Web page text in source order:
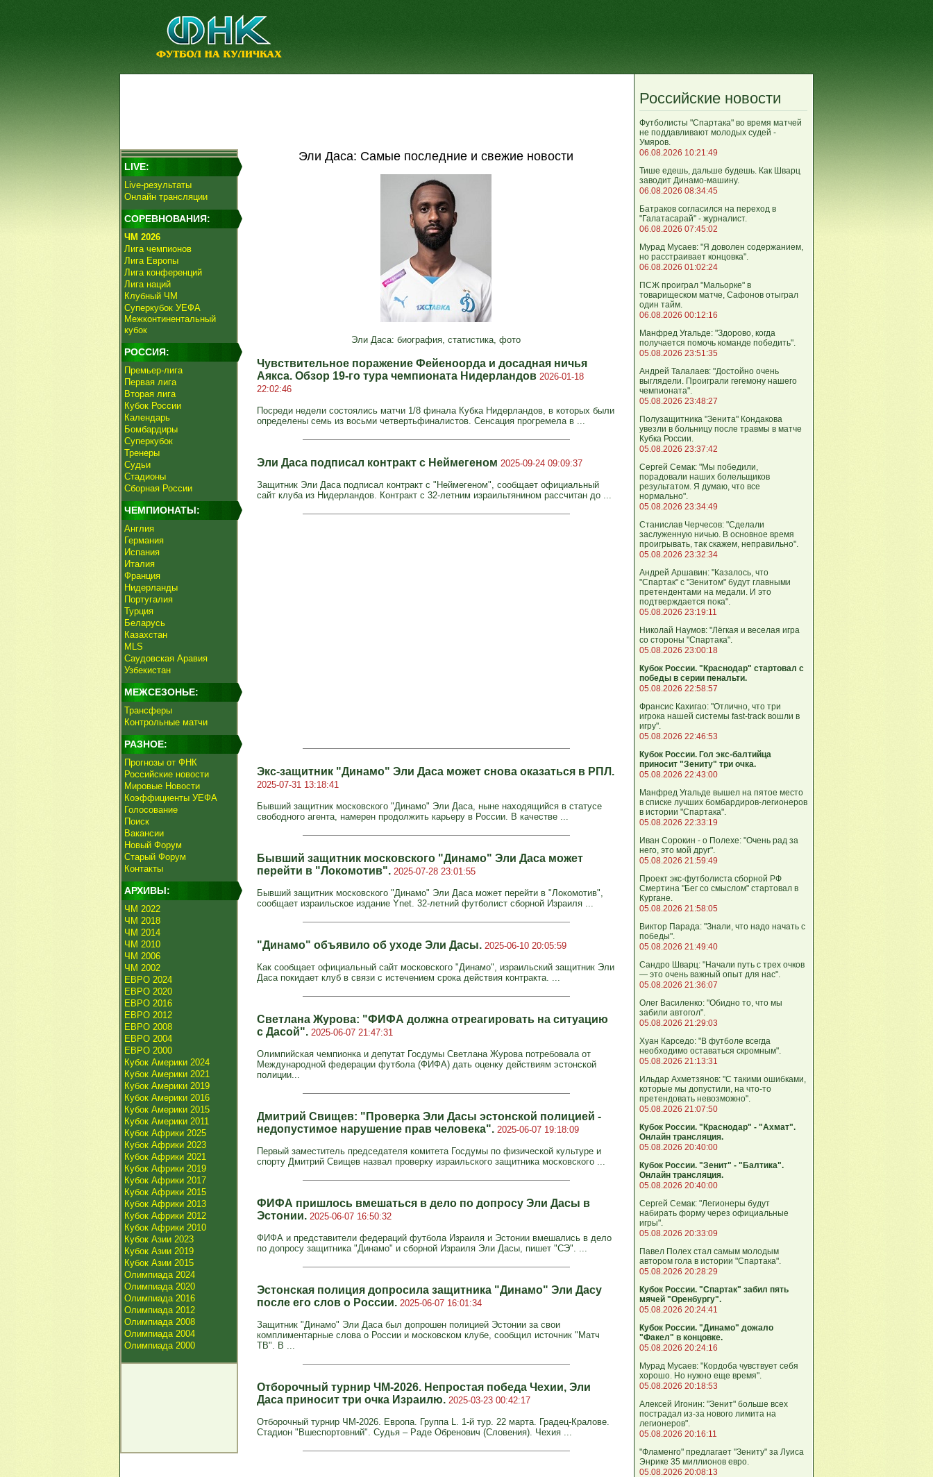
LIVE:
Live-результаты
Онлайн трансляции
СОРЕВНОВАНИЯ:
ЧМ 2026
Лига чемпионов
Лига Европы
Лига конференций
Лига наций
Клубный ЧМ
Суперкубок УЕФА
Межконтинентальный
кубок
РОССИЯ:
Премьер-лига
Первая лига
Вторая лига
Кубок России
Календарь
Бомбардиры
Суперкубок
Тренеры
Судьи
Стадионы
Сборная России
ЧЕМПИОНАТЫ:
Англия
Германия
Испания
Италия
Франция
Нидерланды
Португалия
Турция
Беларусь
Казахстан
MLS
Саудовская Аравия
Узбекистан
МЕЖСЕЗОНЬЕ:
Трансферы
Контрольные матчи
РАЗНОЕ:
Прогнозы от ФНК
Российские новости
Мировые Новости
Коэффициенты УЕФА
Голосование
Поиск
Вакансии
Новый Форум
Старый Форум
Контакты
АРХИВЫ:
ЧМ 2022
ЧМ 2018
ЧМ 2014
ЧМ 2010
ЧМ 2006
ЧМ 2002
ЕВРО 2024
ЕВРО 2020
ЕВРО 2016
ЕВРО 2012
ЕВРО 2008
ЕВРО 2004
ЕВРО 2000
Кубок Америки 2024
Кубок Америки 2021
Кубок Америки 2019
Кубок Америки 2016
Кубок Америки 2015
Кубок Америки 2011
Кубок Африки 2025
Кубок Африки 2023
Кубок Африки 2021
Кубок Африки 2019
Кубок Африки 2017
Кубок Африки 2015
Кубок Африки 2013
Кубок Африки 2012
Кубок Африки 2010
Кубок Азии 2023
Кубок Азии 2019
Кубок Азии 2015
Олимпиада 2024
Олимпиада 2020
Олимпиада 2016
Олимпиада 2012
Олимпиада 2008
Олимпиада 2004
Олимпиада 2000
Эли Даса: Самые последние и свежие новости
Эли Даса: биография, статистика, фото
Чувствительное поражение Фейеноорда и досадная ничья
Аякса. Обзор 19-го тура чемпионата Нидерландов 2026-01-18
22:02:46
Посреди недели состоялись матчи 1/8 финала Кубка Нидерландов, в которых были
определены семь из восьми четвертьфиналистов. Сенсация прогремела в ...
Эли Даса подписал контракт с Неймегеном 2025-09-24 09:09:37
Защитник Эли Даса подписал контракт с "Неймегеном", сообщает официальный
сайт клуба из Нидерландов. Контракт с 32-летним израильтянином рассчитан до ...
Экс-защитник "Динамо" Эли Даса может снова оказаться в РПЛ.
2025-07-31 13:18:41
Бывший защитник московского "Динамо" Эли Даса, ныне находящийся в статусе
свободного агента, намерен продолжить карьеру в России. В качестве ...
Бывший защитник московского "Динамо" Эли Даса может
перейти в "Локомотив". 2025-07-28 23:01:55
Бывший защитник московского "Динамо" Эли Даса может перейти в "Локомотив",
сообщает израильское издание Ynet. 32-летний футболист сборной Израиля ...
"Динамо" объявило об уходе Эли Дасы. 2025-06-10 20:05:59
Как сообщает официальный сайт московского "Динамо", израильский защитник Эли
Даса покидает клуб в связи с истечением срока действия контракта. ...
Светлана Журова: "ФИФА должна отреагировать на ситуацию
с Дасой". 2025-06-07 21:47:31
Олимпийская чемпионка и депутат Госдумы Светлана Журова потребовала от
Международной федерации футбола (ФИФА) дать оценку действиям эстонской
полиции...
Дмитрий Свищев: "Проверка Эли Дасы эстонской полицией -
недопустимое нарушение прав человека". 2025-06-07 19:18:09
Первый заместитель председателя комитета Госдумы по физической культуре и
спорту Дмитрий Свищев назвал проверку израильского защитника московского ...
ФИФА пришлось вмешаться в дело по допросу Эли Дасы в
Эстонии. 2025-06-07 16:50:32
ФИФА и представители федераций футбола Израиля и Эстонии вмешались в дело
по допросу защитника "Динамо" и сборной Израиля Эли Дасы, пишет "СЭ". ...
Эстонская полиция допросила защитника "Динамо" Эли Дасу
после его слов о России. 2025-06-07 16:01:34
Защитник "Динамо" Эли Даса был допрошен полицией Эстонии за свои
комплиментарные слова о России и московском клубе, сообщил источник "Матч
ТВ". В ...
Отборочный турнир ЧМ-2026. Непростая победа Чехии, Эли
Даса приносит три очка Израилю. 2025-03-23 00:42:17
Отборочный турнир ЧМ-2026. Европа. Группа L. 1-й тур. 22 марта. Градец-Кралове.
Стадион "Вшеспортовний". Судья – Раде Обренович (Словения). Чехия ...
Российские новости
Футболисты "Спартака" во время матчей
не поддавливают молодых судей -
Умяров.
06.08.2026 10:21:49
Тише едешь, дальше будешь. Как Шварц
заводит Динамо-машину.
06.08.2026 08:34:45
Батраков согласился на переход в
"Галатасарай" - журналист.
06.08.2026 07:45:02
Мурад Мусаев: "Я доволен содержанием,
но расстраивает концовка".
06.08.2026 01:02:24
ПСЖ проиграл "Мальорке" в
товарищеском матче, Сафонов отыграл
один тайм.
06.08.2026 00:12:16
Манфред Угальде: "Здорово, когда
получается помочь команде победить".
05.08.2026 23:51:35
Андрей Талалаев: "Достойно очень
выглядели. Проиграли гегемону нашего
чемпионата".
05.08.2026 23:48:27
Полузащитника "Зенита" Кондакова
увезли в больницу после травмы в матче
Кубка России.
05.08.2026 23:37:42
Сергей Семак: "Мы победили,
порадовали наших болельщиков
результатом. Я думаю, что все
нормально".
05.08.2026 23:34:49
Станислав Черчесов: "Сделали
заслуженную ничью. В основное время
проигрывать, так скажем, неправильно".
05.08.2026 23:32:34
Андрей Аршавин: "Казалось, что
"Спартак" с "Зенитом" будут главными
претендентами на медали. И это
подтверждается пока".
05.08.2026 23:19:11
Николай Наумов: "Лёгкая и веселая игра
со стороны "Спартака".
05.08.2026 23:00:18
Кубок России. "Краснодар" стартовал с
победы в серии пенальти.
05.08.2026 22:58:57
Франсис Кахигао: "Отлично, что три
игрока нашей системы fast‑track вошли в
игру".
05.08.2026 22:46:53
Кубок России. Гол экс-балтийца
приносит "Зениту" три очка.
05.08.2026 22:43:00
Манфред Угальде вышел на пятое место
в списке лучших бомбардиров-легионеров
в истории "Спартака".
05.08.2026 22:33:19
Иван Сорокин - о Полехе: "Очень рад за
него, это мой друг".
05.08.2026 21:59:49
Проект экс-футболиста сборной РФ
Смертина "Бег со смыслом" стартовал в
Кургане.
05.08.2026 21:58:05
Виктор Парада: "Знали, что надо начать с
победы".
05.08.2026 21:49:40
Сандро Шварц: "Начали путь с трех очков
— это очень важный опыт для нас".
05.08.2026 21:36:07
Олег Василенко: "Обидно то, что мы
забили автогол".
05.08.2026 21:29:03
Хуан Карседо: "В футболе всегда
необходимо оставаться скромным".
05.08.2026 21:13:31
Ильдар Ахметзянов: "С такими ошибками,
которые мы допустили, на что‑то
претендовать невозможно".
05.08.2026 21:07:50
Кубок России. "Краснодар" - "Ахмат".
Онлайн трансляция.
05.08.2026 20:40:00
Кубок России. "Зенит" - "Балтика".
Онлайн трансляция.
05.08.2026 20:40:00
Сергей Семак: "Легионеры будут
набирать форму через официальные
игры".
05.08.2026 20:33:09
Павел Полех стал самым молодым
автором гола в истории "Спартака".
05.08.2026 20:28:29
Кубок России. "Спартак" забил пять
мячей "Оренбургу".
05.08.2026 20:24:41
Кубок России. "Динамо" дожало
"Факел" в концовке.
05.08.2026 20:24:16
Мурад Мусаев: "Кордоба чувствует себя
хорошо. Но нужно еще время".
05.08.2026 20:18:53
Алексей Игонин: "Зенит" больше всех
пострадал из-за нового лимита на
легионеров".
05.08.2026 20:16:11
"Фламенго" предлагает "Зениту" за Луиса
Энрике 35 миллионов евро.
05.08.2026 20:08:13